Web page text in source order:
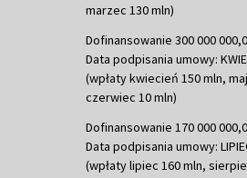
marzec 130 mln)
Dofinansowanie 300 000
Data podpisania umowy:
(wpłaty kwiecień 150 mln,
czerwiec 10 mln)
Dofinansowanie 170 000
Data podpisania umowy:
(wpłaty lipiec 160 mln,